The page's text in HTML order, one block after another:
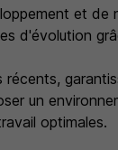
et de
d'évolution
récents,
un
optimales.